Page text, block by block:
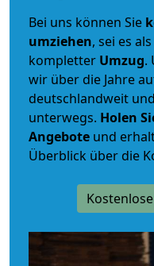
Bei uns können Sie
umziehen, sei es als
kompletter Umzug.
wir über die Jahre
deutschlandweit
unterwegs. Holen
Angebote und
Überblick über die